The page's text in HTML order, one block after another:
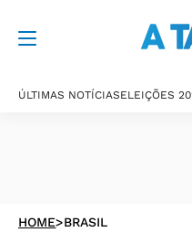
ÚLTIMAS NOTÍCIASELEIÇÕES
HOME>BRASIL